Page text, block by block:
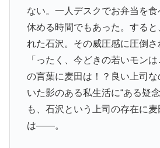
ない。一人デスクでお弁当を
休める時間でもあった。する
れた石沢。その威圧感に圧倒
「ったく、今どきの若いモン
の言葉に麦田は！？良い上司
いた影のある私生活に“ある疑
も、石沢という上司の存在に
は――。